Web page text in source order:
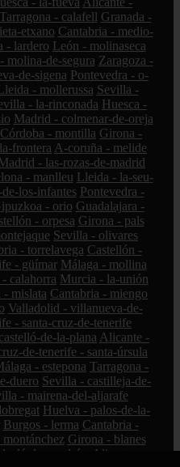
Tarragona - calafell Granada -
etxano Cantabria - medio-
- lardero León - molinaseca
molina-de-segura Zaragoza -
de-sigena Pontevedra - o-
- mollerussa Sevilla -
- la-rinconada Huesca -
Madrid - colmenar-de-oreja
Córdoba - montilla Girona -
frontera A-coruña - melide
- las-rozas-de-madrid
- manlleu Lleida - la-seu-
los-infantes Pontevedra -
- orio Guadalajara -
- orpesa Girona - pals
Sevilla - olivares
- torrelavega Castellón -
- güímar Málaga - mollina
calahorra Murcia - la-unión
- mislata Cantabria - miengo
Valladolid - villanueva-de-
- santa-cruz-de-tenerife
de-la-plana Alicante -
de-tenerife - santa-úrsula
- estepona Tarragona -
duero Sevilla - castilleja-de-
- mairena-del-aljarafe
Huelva - palos-de-la-
Burgos - lerma Cantabria -
montánchez Girona - blanes
de-guadaíra
Alicante -